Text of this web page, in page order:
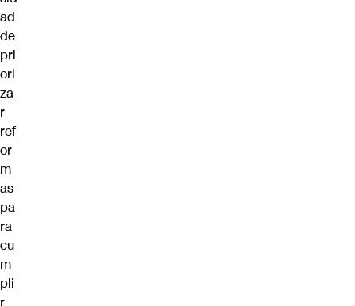
ad
de
pri
ori
za
r
ref
or
m
as
pa
ra
cu
m
pli
r